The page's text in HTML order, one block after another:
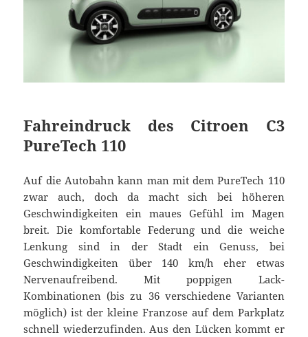
Fahreindruck des Citroen C3
PureTech 110
Auf die Autobahn kann man mit dem PureTech 110
zwar auch, doch da macht sich bei höheren
Geschwindigkeiten ein maues Gefühl im Magen
breit. Die komfortable Federung und die weiche
Lenkung sind in der Stadt ein Genuss, bei
Geschwindigkeiten über 140 km/h eher etwas
Nervenaufreibend. Mit poppigen Lack-
Kombinationen (bis zu 36 verschiedene Varianten
möglich) ist der kleine Franzose auf dem Parkplatz
schnell wiederzufinden. Aus den Lücken kommt er